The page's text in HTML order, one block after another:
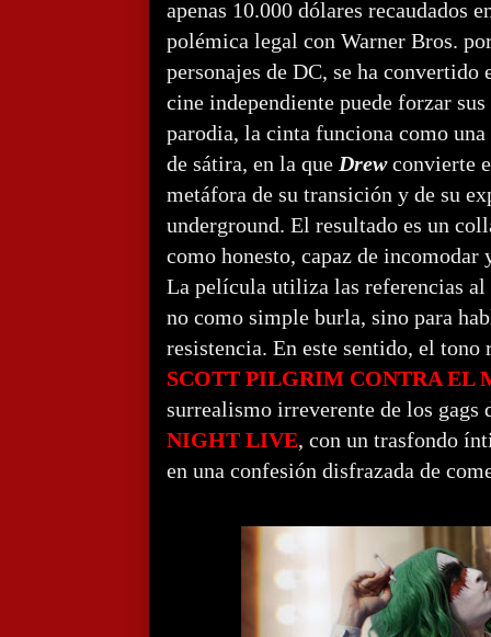
apenas 10.000 dólares recaudados
polémica legal con Warner Bros.
personajes de DC, se ha convertido
cine independiente puede forzar
parodia, la cinta funciona como
de sátira, en la que Drewconvierte
metáfora de su transición y de su
underground. El resultado es un
como honesto, capaz de incomodar
La película utiliza las referencias al
no como simple burla, sino para
resistencia. En este sentido, el tono
SCOTT PILGRIM CONTRA EL
surrealismo irreverente de los gags
NIGHT LIVE, con un trasfondo
en una confesión disfrazada de